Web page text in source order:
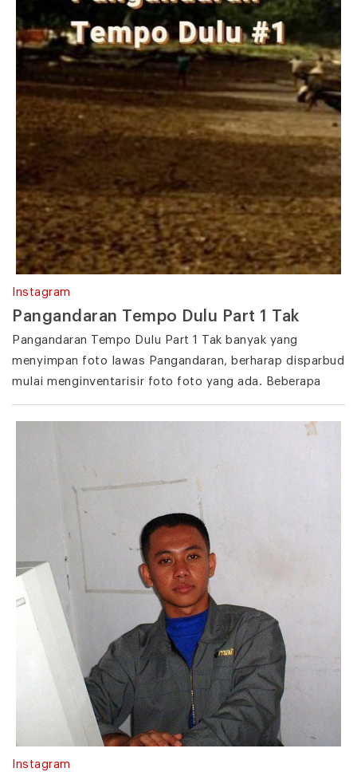
Instagram
Pangandaran Tempo Dulu Part 1 Tak
Pangandaran Tempo Dulu Part 1 Tak banyak yang
menyimpan foto lawas Pangandaran, berharap disparbud
mulai menginventarisir foto foto yang ada. Beberapa
Instagram